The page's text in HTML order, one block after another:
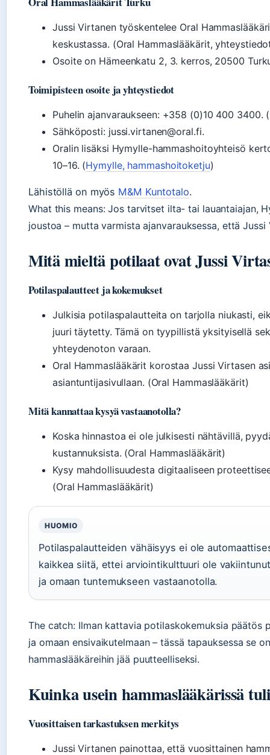
Jussi Virtanen työskentelee Oral
keskustassa. (Oral Hammaslääkärit,
Osoite on Hämeenkatu 2, 3. kerros, 20500
Toimipisteen osoite ja yhteystiedot
Puhelin ajanvaraukseen: +358 (0)10 400 3400.
Sähköposti: jussi.virtanen@oral.fi.
Oralin lisäksi Hymylle-hammashoitoyhteisö
10–16. (Hymylle, hammashoitoketju)
Lähistöllä on myös M&M Kuntotalo.
What this means: Jos tarvitset ilta- tai lauantaiajan,
joustoa – mutta varmista ajanvarauksessa, että
Mitä mieltä potilaat ovat Jussi
Potilaspalautteet ja kokemukset
Julkisia potilaspalautteita on tarjolla niukasti,
juuri täytetty. Tämä on tyypillistä yksityisellä
yhteydenoton varaan.
Oral Hammaslääkärit korostaa Jussi Virtasen
asiantuntijasivullaan. (Oral Hammaslääkärit)
Mitä kannattaa kysyä vastaanotolla?
Koska hinnastoa ei ole julkisesti nähtävillä,
kustannuksista. (Oral Hammaslääkärit)
Kysy mahdollisuudesta digitaaliseen
(Oral Hammaslääkärit)
HUOMIO
Potilaspalautteiden vähäisyys ei ole
kaikkea siitä, ettei arviointikulttuuri ole
ja omaan tuntemukseen vastaanotolla.
The catch: Ilman kattavia potilaskokemuksia päätös
ja omaan ensivaikutelmaan – tässä tapauksessa se
hammaslääkäreihin jää puutteelliseksi.
Kuinka usein hammaslääkärissä
Vuosittaisen tarkastuksen merkitys
Jussi Virtanen painottaa, että vuosittainen